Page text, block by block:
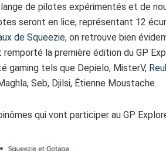
de pilotes expérimentés et de
seront en lice, représentant 12
de Squeezie, on retrouve bien
la première édition du GP
gaming tels que Depielo, MisterV,
Seb, Djilsi, Étienne Moustache.
qui vont participer au GP